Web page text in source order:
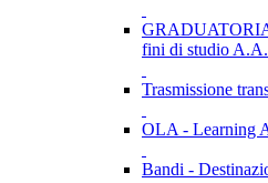
fini di studio
Trasmissione
OLA - Learning
Bandi -